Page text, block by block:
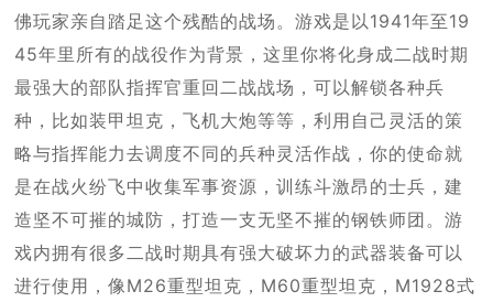
佛玩家亲自踏足这个残酷的战场。游戏是以1941年至19
45年里所有的战役作为背景，这里你将化身成二战时期
最强大的部队指挥官重回二战战场，可以解锁各种兵
种，比如装甲坦克，飞机大炮等等，利用自己灵活的策
略与指挥能力去调度不同的兵种灵活作战，你的使命就
是在战火纷飞中收集军事资源，训练斗激昂的士兵，建
造坚不可摧的城防，打造一支无坚不摧的钢铁师团。游
戏内拥有很多二战时期具有强大破坏力的武器装备可以
进行使用，像M26重型坦克，M60重型坦克，M1928式